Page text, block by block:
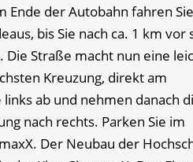
Ende der Autobahn fahren
bis Sie nach ca. 1 km vor
Die Straße macht nun eine
Kreuzung, direkt am
ab und nehmen danach
nach rechts. Parken Sie im
Der Neubau der